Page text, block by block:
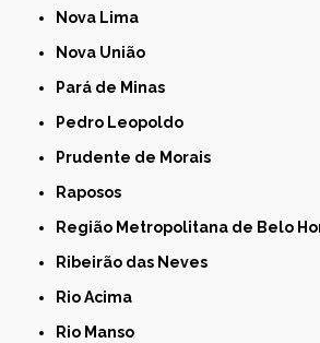
Nova Lima
Nova União
Pará de Minas
Pedro Leopoldo
Prudente de Morais
Raposos
Região Metropolitana de Belo
Ribeirão das Neves
Rio Acima
Rio Manso